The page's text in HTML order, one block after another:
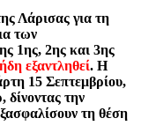
Λάρισας για τη
των
1ης, 2ης και 3ης
εξαντληθεί. Η
15 Σεπτεμβρίου,
την
τη θέση